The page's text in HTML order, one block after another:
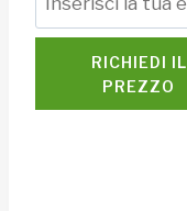
RICHIEDI IL
PREZZO